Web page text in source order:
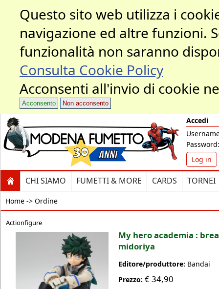
Questo sito web utilizza i
navigazione ed altre funzioni.
funzionalità non saranno
Consulta Cookie Policy
Acconsenti all'invio di cookie
Acconsento Non acconsento
Accedi
Password:
Log in
CHI SIAMO FUMETTI & MORE CARDS TORNEI
Home -> Ordine
Actionfigure
My hero academia :
midoriya
Editore/produttore: Bandai
Prezzo: €34,90